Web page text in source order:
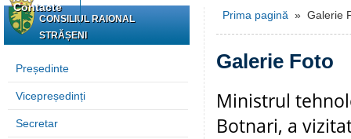
Contacte
CONSILIUL RAIONAL
STRĂȘENI
Președinte
Vicepreședinți
Secretar
Prima pagină » Galerie
Galerie Foto
Ministrul
Botnari, a